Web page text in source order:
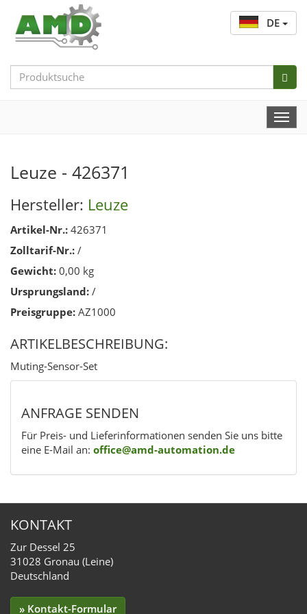
DE
Search
Bar
Leuze - 426371
Hersteller: Leuze
Artikel-Nr.: 426371
Zolltarif-Nr.: /
Gewicht: 0,00 kg
Ursprungsland: /
Preisgruppe: AZ1000
ARTIKELBESCHREIBUNG:
Muting-Sensor-Set
ANFRAGE SENDEN
Für Preis- und Lieferinformationen senden Sie uns bitte
eine E-Mail an: office@amd-automation.de
KONTAKT
Zur Dessel 25
31028 Gronau (Leine)
Deutschland
» Kontakt-Formular